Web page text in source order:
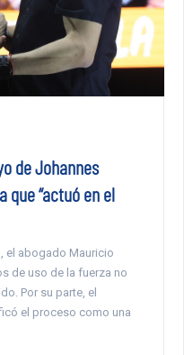
de Johannes
que “actuó en el
el abogado Mauricio
de uso de la fuerza no
Por su parte, el
el proceso como una